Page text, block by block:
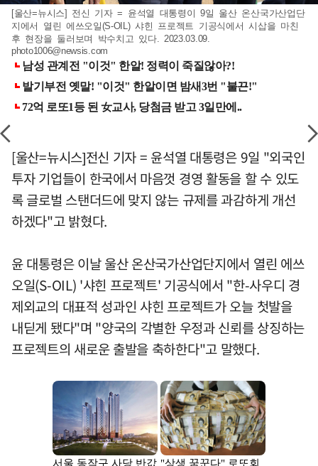
[울산=뉴시스] 전신 기자 = 윤석열 대통령이 9일 울산 온산국가산업단
지에서 열린 에쓰오일(S-OIL) 샤힌 프로젝트 기공식에서 시삽을 마친
후 현장을 둘러보며 박수치고 있다. 2023.03.09.
photo1006@newsis.com
[울산=뉴시스]전신 기자 = 윤석열 대통령은 9일 "외국인
투자 기업들이 한국에서 마음껏 경영 활동을 할 수 있도
록 글로벌 스탠더드에 맞지 않는 규제를 과감하게 개선
하겠다"고 밝혔다.
윤 대통령은 이날 울산 온산국가산업단지에서 열린 에쓰
오일(S-OIL) '샤힌 프로젝트' 기공식에서 "한-사우디 경
제외교의 대표적 성과인 샤힌 프로젝트가 오늘 첫발을
내딛게 됐다"며 "양국의 각별한 우정과 신뢰를 상징하는
프로젝트의 새로운 출발을 축하한다"고 말했다.